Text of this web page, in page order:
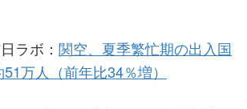
ラボ： 関空、夏季繁忙期の出入国
万人（前年比34％増）